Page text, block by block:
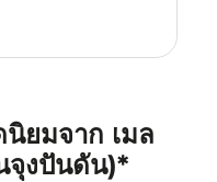
นิยมจาก เมล
จุงปันดัน)*